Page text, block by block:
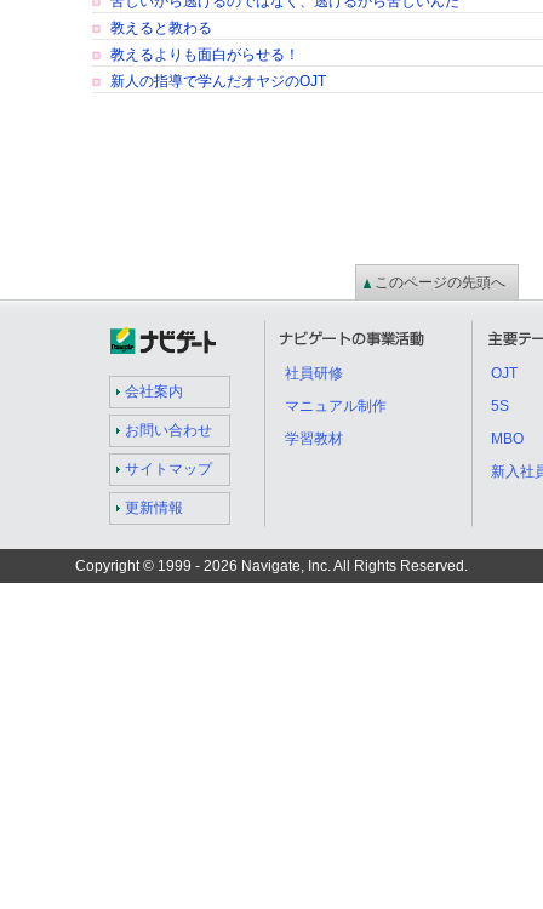
教えると教わる
教えるよりも面白がらせる！
新人の指導で学んだオヤジのOJT
このページの先頭へ
会社案内
お問い合わせ
サイトマップ
更新情報
社員研修
マニュアル制作
学習教材
OJT
5S
MBO
新入社
Copyright © 1999 - 2026 Navigate, Inc. All Rights Reserved.